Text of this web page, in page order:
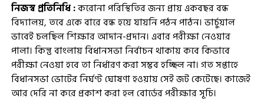
নিজস্ব প্রতিনিধি :করোনা পরিস্থিতির জন্য প্রায় একবছর বন্ধ
বিদ্যালয়, তবে একে বারে বন্ধ হয়ে যায়নি পঠন পাঠন। ভার্চুয়াল
ভাবেই চলছিল শিক্ষার আদান-প্রদান। এবার পরীক্ষা নেওয়ার
পালা। কিন্তু বাংলায় বিধানসভা নির্বাচন থাকায় কবে কিভাবে
পরীক্ষা নেওয়া হবে তা নির্ধারণ করা সম্ভব হচ্ছিল না। গত সপ্তাহে
বিধানসভা ভোটের নির্ঘণ্ট ঘোষণা হওয়ায় সেই জট কেটেছে। কাজেই
আর দেরি না করে প্রকাশ করা হল বোর্ডের পরীক্ষার সূচি।